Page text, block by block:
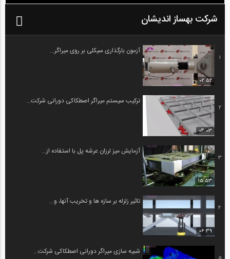
شرکت بهساز اندیشان
1
02:52
آزمون بارگذاری سیکلی بر روی میراگر...
2
04:03
ترکیب سیستم میراگر اصطکاکی دورانی شرکت...
3
15:53
آزمایش میز لرزان عرشه پل با استفاده از...
4
06:39
تاثیر زلزله بر سازه ها و تخریب آنها، و...
شبیه سازی میراگر دورانی اصطکاکی شرکت...